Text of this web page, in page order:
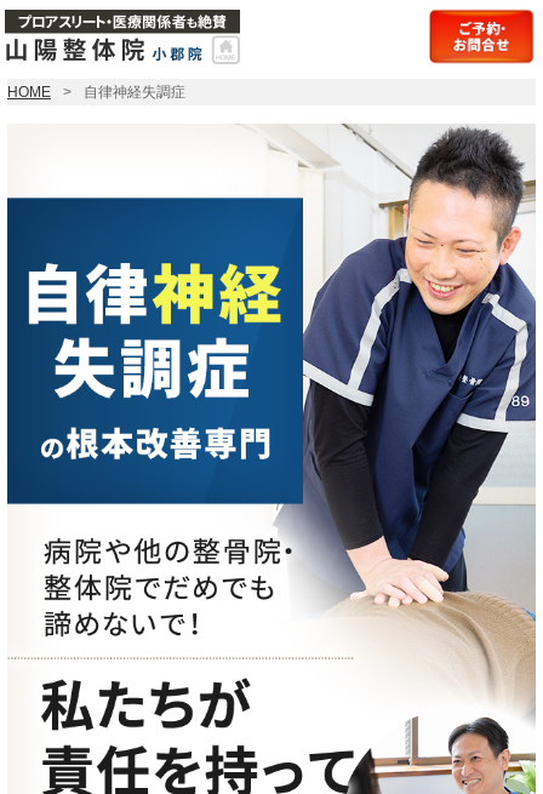
HOME 自律神経失調症